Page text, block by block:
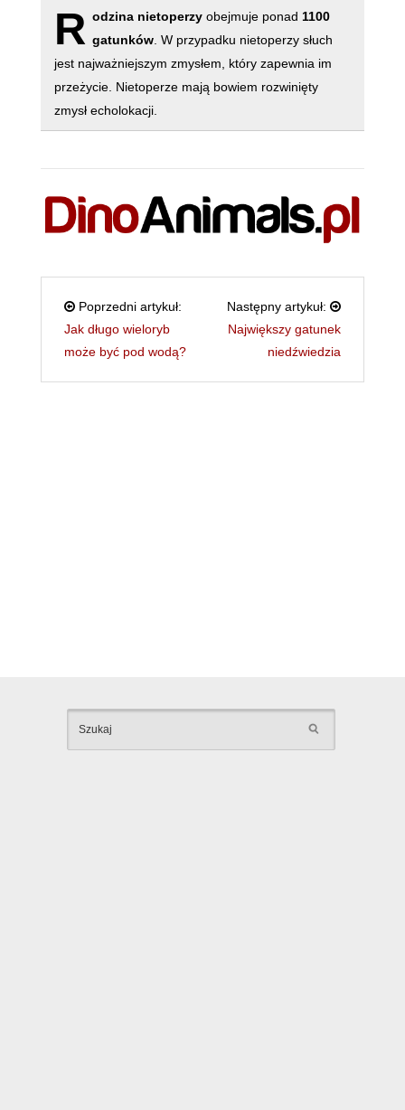
R odzina nietoperzyobejmuje ponad 1100
gatunków. W przypadku nietoperzy słuch
jest najważniejszym zmysłem, który zapewnia im
przeżycie. Nietoperze mają bowiem rozwinięty
zmysł echolokacji.
Poprzedni artykuł:
Jak długo wieloryb
może być pod wodą?
Następny artykuł:
Największy gatunek
niedźwiedzia